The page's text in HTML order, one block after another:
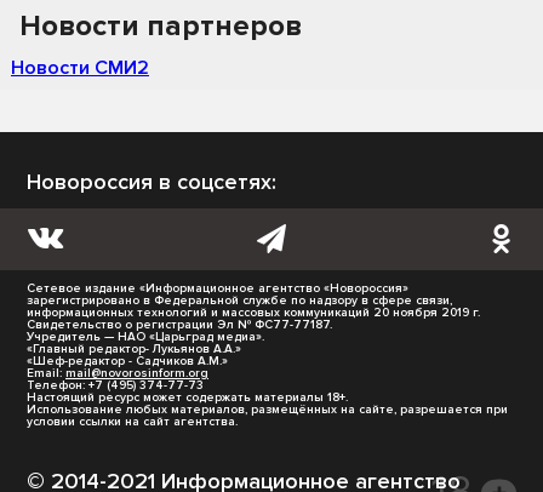
Новости партнеров
Новости СМИ2
Новороссия в соцсетях:
Сетевое издание «Информационное агентство «Новороссия»
зарегистрировано в Федеральной службе по надзору в сфере связи,
информационных технологий и массовых коммуникаций 20 ноября 2019 г.
Свидетельство о регистрации Эл № ФС77-77187.
Учредитель — НАО «Царьград медиа».
«Главный редактор- Лукьянов А.А.»
«Шеф-редактор - Садчиков А.М.»
Email: mail@novorosinform.org
Телефон: +7 (495) 374-77-73
Настоящий ресурс может содержать материалы 18+.
Использование любых материалов, размещённых на сайте, разрешается при
условии ссылки на сайт агентства.
© 2014-2021 Информационное агентство